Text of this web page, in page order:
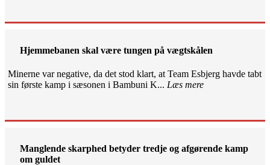
Hjemmebanen skal være tungen på vægtskålen
Minerne var negative, da det stod klart, at Team Esbjerg havde tabt
sin første kamp i sæsonen i Bambuni K... Læs mere
Manglende skarphed betyder tredje og afgørende kamp
om guldet